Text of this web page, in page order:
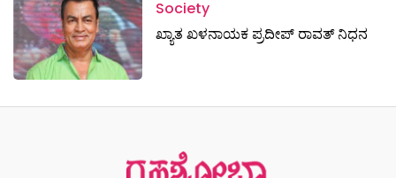
Society
ಖ್ಯಾತ ಖಳನಾಯಕ ಪ್ರದೀಪ್ ರಾವತ್‌ ನಿಧನ